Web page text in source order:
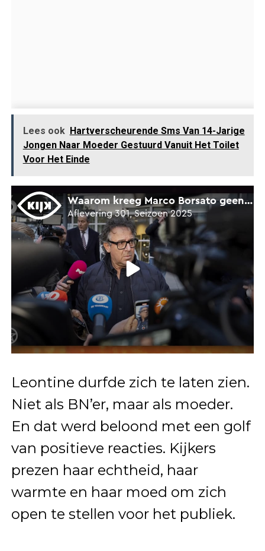
Lees ook Hartverscheurende Sms Van 14-Jarige
Jongen Naar Moeder Gestuurd Vanuit Het Toilet
Voor Het Einde
Leontine durfde zich te laten zien.
Niet als BN’er, maar als moeder.
En dat werd beloond met een golf
van positieve reacties. Kijkers
prezen haar echtheid, haar
warmte en haar moed om zich
open te stellen voor het publiek.